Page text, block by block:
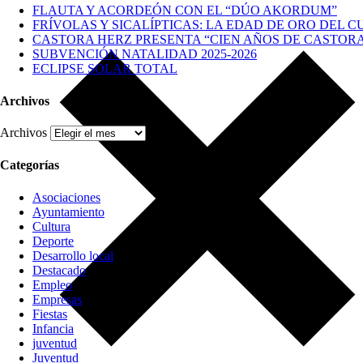
FLAUTA Y ACORDEÓN CON EL “DÚO AKORDUM”
FRÍVOLAS Y SICALÍPTICAS: LA EDAD DE ORO DEL
CASTORA HERZ PRESENTA “CIEN AÑOS DE
SUBVENCIÓN NATALIDAD 2025-2026
ECLIPSE SOLAR TOTAL
Archivos
Archivos
Categorías
Asociaciones
Ayuntamiento
Cultura
Deporte
Desarrollo local
Destacado
Empleo
Empresas
Fiestas
Infancia
juventud
Juventud